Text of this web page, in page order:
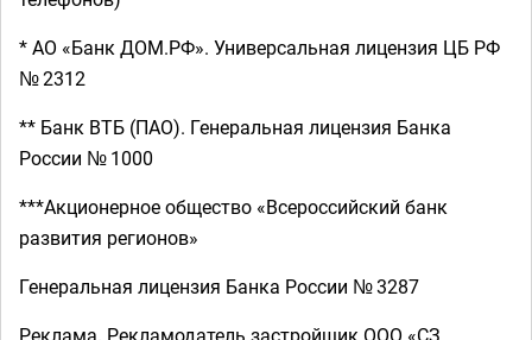
* АО «Банк ДОМ.РФ». Универсальная лицензия ЦБ РФ
№ 2312
** Банк ВТБ (ПАО). Генеральная лицензия Банка
России № 1000
***Акционерное общество «Всероссийский банк
развития регионов»
Генеральная лицензия Банка России № 3287